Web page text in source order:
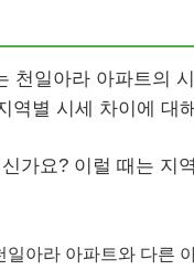
천일아라 아파트의
역별 시세 차이에 대
가요? 이럴 때는 지
아라 아파트와 다른